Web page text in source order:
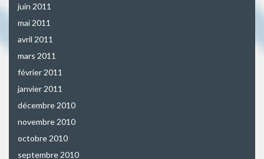
juin 2011
mai 2011
avril 2011
mars 2011
février 2011
janvier 2011
décembre 2010
novembre 2010
octobre 2010
septembre 2010